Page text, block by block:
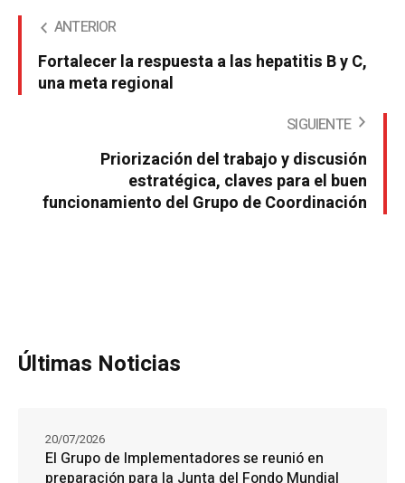
ANTERIOR
Fortalecer la respuesta a las hepatitis B y C,
una meta regional
SIGUIENTE
Priorización del trabajo y discusión
estratégica, claves para el buen
funcionamiento del Grupo de Coordinación
Últimas Noticias
El Grupo de Implementadores se reunió en
preparación para la Junta del Fondo Mundial
20/07/2026